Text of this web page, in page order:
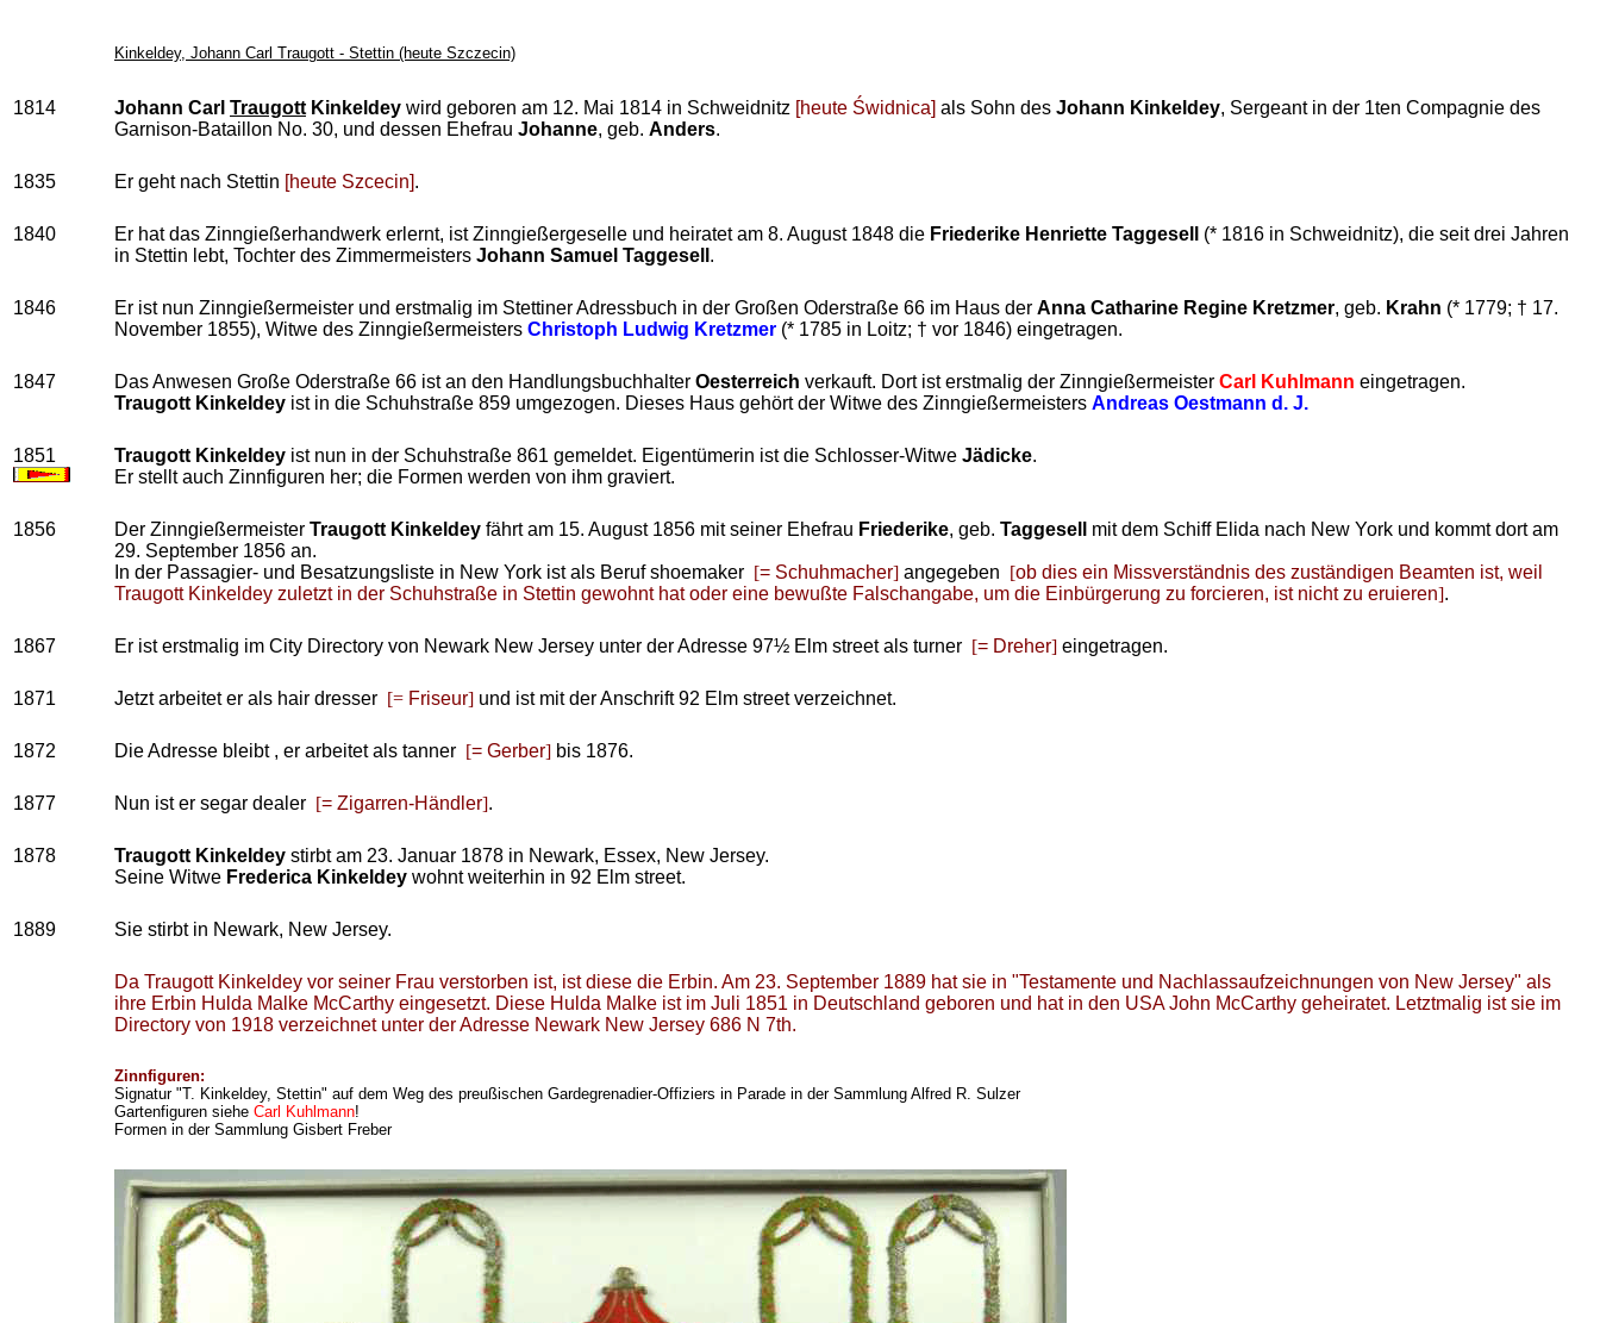
Kinkeldey, Johann Carl Traugott - Stettin (heute Szczecin)
1814 Johann Carl Traugott Kinkeldey wird geboren am 12. Mai 1814 in Schweidnitz [heute Świdnica] als Sohn des Johann Kinkeldey, Sergeant in der 1ten Compagnie des
Garnison-Bataillon No. 30, und dessen Ehefrau Johanne, geb. Anders.
1835 Er geht nach Stettin [heute Szcecin].
1840 Er hat das Zinngießerhandwerk erlernt, ist Zinngießergeselle und heiratet am 8. August 1848 die Friederike Henriette Taggesell
(* 1816 in Schweidnitz), die seit drei Jahren
in Stettin lebt, Tochter des Zimmermeisters Johann Samuel Taggesell .
1846 Er ist nun Zinngießermeister und erstmalig im Stettiner Adressbuch in der Großen Oderstraße 66 im Haus der Anna Catharine Regine Kretzmer, geb. Krahn (* 1779; † 17.
November 1855), Witwe des Zinngießermeisters Christoph Ludwig Kretzmer (* 1785 in Loitz; † vor 1846) eingetragen.
1847 Das Anwesen Große Oderstraße 66 ist an den Handlungsbuchhalter Oesterreich verkauft. Dort ist erstmalig der Zinngießermeister Carl Kuhlmann eingetragen.
Traugott Kinkeldey ist in die Schuhstraße 859 umgezogen. Dieses Haus gehört der Witwe des Zinngießermeisters Andreas Oestmann d. J.
1851 Traugott Kinkeldey ist nun in der Schuhstraße 861 gemeldet. Eigentümerin ist die Schlosser-Witwe Jädicke.
Er stellt auch Zinnfiguren her; die Formen werden von ihm graviert.
1856 Der Zinngießermeister Traugott Kinkeldey fährt am 15. August 1856 mit seiner Ehefrau Friederike, geb. Taggesell
mit dem Schiff Elida nach New York und kommt dort am
29. September 1856 an.
In der Passagier- und Besatzungsliste in New York ist als Beruf shoemaker [= Schuhmacher] angegeben [ob dies ein Missverständnis des zuständigen Beamten ist, weil
Traugott Kinkeldey zuletzt in der Schuhstraße in Stettin gewohnt hat oder eine bewußte Falschangabe, um die Einbürgerung zu forcieren, ist nicht zu eruieren].
1867 Er ist erstmalig im City Directory von Newark New Jersey unter der Adresse 97½ Elm street als turner [= Dreher] eingetragen.
1871 Jetzt arbeitet er als hair dresser [= Friseur] und ist mit der Anschrift 92 Elm street verzeichnet.
1872 Die Adresse bleibt , er arbeitet als tanner [= Gerber] bis 1876.
1877 Nun ist er segar dealer [= Zigarren-Händler].
1878 Traugott Kinkeldey stirbt am 23. Januar 1878 in Newark, Essex, New Jersey.
Seine Witwe Frederica Kinkeldey wohnt weiterhin in 92 Elm street.
1889 Sie stirbt in Newark, New Jersey.
Da Traugott Kinkeldey vor seiner Frau verstorben ist, ist diese die Erbin. Am 23. September 1889 hat sie in "Testamente und Nachlassaufzeichnungen von New Jersey" als
ihre Erbin Hulda Malke McCarthy eingesetzt. Diese Hulda Malke ist im Juli 1851 in Deutschland geboren und hat in den USA John McCarthy geheiratet. Letztmalig ist sie im
Directory von 1918 verzeichnet unter der Adresse Newark New Jersey 686 N 7th.
Zinnfiguren:
Signatur "T. Kinkeldey, Stettin" auf dem Weg des preußischen Gardegrenadier-Offiziers in Parade in der Sammlung Alfred R. Sulzer
Gartenfiguren siehe Carl Kuhlmann!
Formen in der Sammlung Gisbert Freber